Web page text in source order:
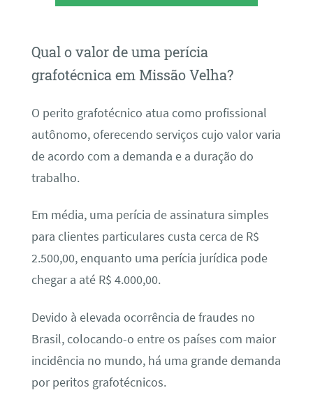
Qual o valor de uma perícia
grafotécnica em Missão Velha?
O perito grafotécnico atua como profissional
autônomo, oferecendo serviços cujo valor varia
de acordo com a demanda e a duração do
trabalho.
Em média, uma perícia de assinatura simples
para clientes particulares custa cerca de R$
2.500,00, enquanto uma perícia jurídica pode
chegar a até R$ 4.000,00.
Devido à elevada ocorrência de fraudes no
Brasil, colocando-o entre os países com maior
incidência no mundo, há uma grande demanda
por peritos grafotécnicos.